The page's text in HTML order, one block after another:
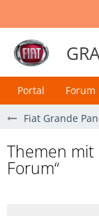
Portal Forum
Fiat Grande
Themen mit
Forum“